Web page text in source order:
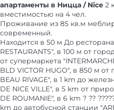
апартаменты в Ницца / Nice 2
вместимостью на 4 чел.
Проживание из 85 кв.м
современный.
Находится в 50 м До ресторана
RESTAURANTS", в 100 м от
от супермаркета
BLD VICTOR HUGO", в 850 м от
BEAU RIVAGE", в 1 km до
DE NICE VILLE", в 5 km от
DE ROUMANIE", в 6 km ? ??
km до автобусной станции